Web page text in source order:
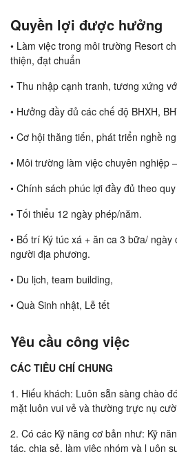
Quyền lợi được hưởng
• Làm việc trong môi trường Resort
thiện, đạt chuẩn
• Thu nhập cạnh tranh, tương xứng
• Hưởng đầy đủ các chế độ BHXH,
• Cơ hội thăng tiến, phát triển nghề
• Môi trường làm việc chuyên nghiệp
• Chính sách phúc lợi đầy đủ theo
• Tối thiểu 12 ngày phép/năm.
• Bố trí Ký túc xá + ăn ca 3 bữa/
người địa phương.
• Du lịch, team building,
• Quà Sinh nhật, Lễ tết
Yêu cầu công việc
CÁC TIÊU CHÍ CHUNG
1. Hiếu khách: Luôn sẵn sàng chào
mặt luôn vui vẻ và thường trực nụ
2. Có các Kỹ năng cơ bản như: Kỹ
tác, chia sẻ, làm việc nhóm và l uôn